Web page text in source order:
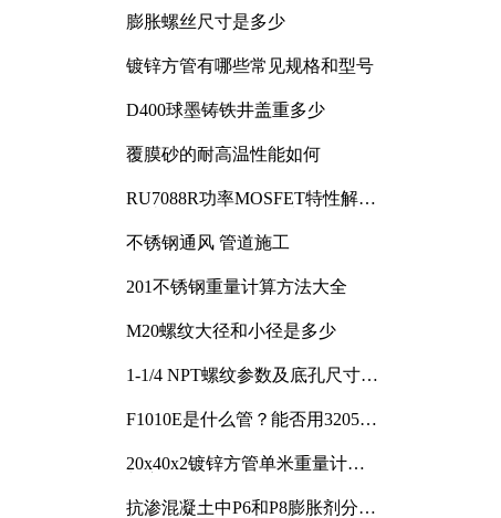
膨胀螺丝尺寸是多少
镀锌方管有哪些常见规格和型号
D400球墨铸铁井盖重多少
覆膜砂的耐高温性能如何
RU7088R功率MOSFET特性解析
不锈钢通风 管道施工
201不锈钢重量计算方法大全
M20螺纹大径和小径是多少
1-1/4 NPT螺纹参数及底孔尺寸详
F1010E是什么管？能否用3205或
20x40x2镀锌方管单米重量计算
抗渗混凝土中P6和P8膨胀剂分别